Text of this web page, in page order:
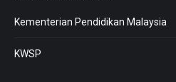
Kementerian Pendidikan Malaysia
KWSP